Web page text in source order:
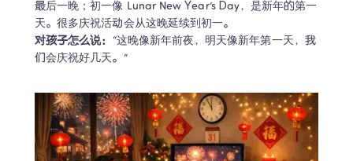
最后一晚；初一像 Lunar New Year’s Day，是新年的第一
对孩子怎么说： “这晚像新年前夜，明天像新年第一天，我
们会庆祝好几天。”